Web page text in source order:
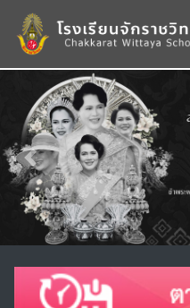
Previous